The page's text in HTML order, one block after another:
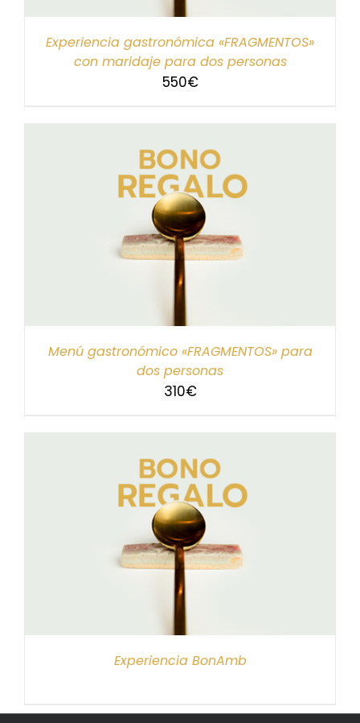
Experiencia gastronómica «FRAGMENTOS»
con maridaje para dos personas
550€
Menú gastronómico «FRAGMENTOS» para
dos personas
310€
Experiencia BonAmb